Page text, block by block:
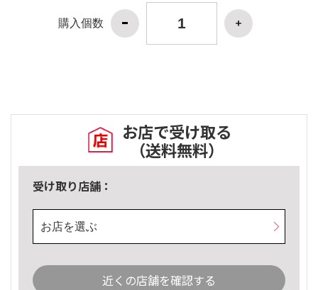
購入個数
お店で受け取る
（送料無料）
受け取り店舗：
お店を選ぶ
近くの店舗を確認する